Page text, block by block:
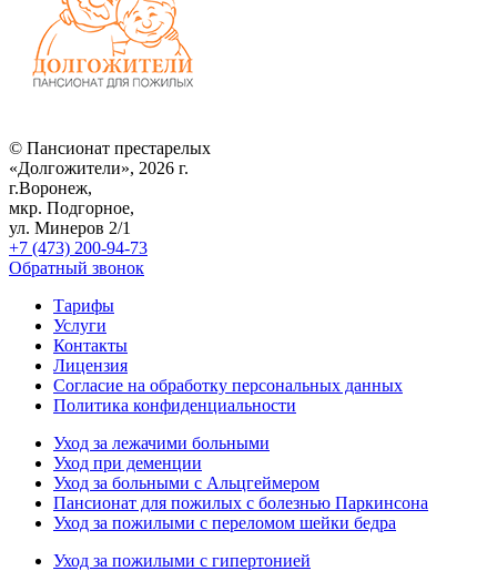
© Пансионат престарелых
«Долгожители», 2026 г.
г.Воронеж,
мкр. Подгорное,
ул. Минеров 2/1
+7 (473) 200-94-73
Обратный звонок
Тарифы
Услуги
Контакты
Лицензия
Согласие на обработку персональных данных
Политика конфиденциальности
Уход за лежачими больными
Уход при деменции
Уход за больными с Альцгеймером
Пансионат для пожилых с болезнью Паркинсона
Уход за пожилыми с переломом шейки бедра
Уход за пожилыми с гипертонией